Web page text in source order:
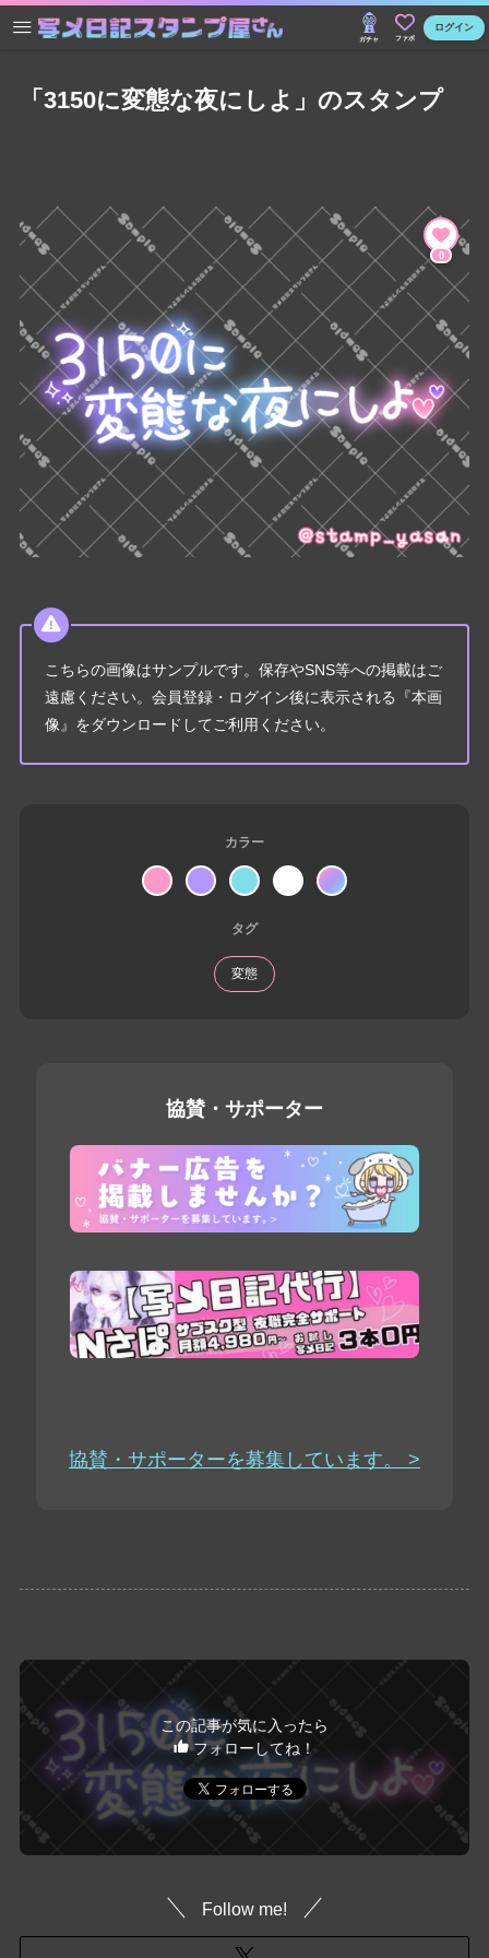
ガチャ ファボ
ログイン
「3150に変態な夜にしよ」のスタンプ
0
こちらの画像はサンプルです。保存やSNS等への掲載はご
遠慮ください。会員登録・ログイン後に表示される『本画
像』をダウンロードしてご利用ください。
カラー
タグ
変態
協賛・サポーター
協賛・サポーターを募集しています。 >
この記事が気に入ったら
フォローしてね！
Follow me!